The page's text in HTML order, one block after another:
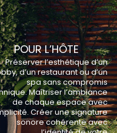
POUR L’HÔTE
Préserver l’esthétique d’un
d’un restaurant ou d’un
spa sans compromis
Maîtriser l’ambiance
de chaque espace avec
Créer une signature
sonore cohérente avec